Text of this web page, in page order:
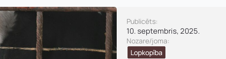
Publicēts:
10. septembris, 2025.
Nozare/joma:
Lopkopība